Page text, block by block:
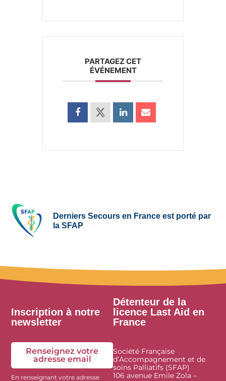
PARTAGEZ CET
ÉVÉNEMENT
Derniers Secours en France est porté par
la SFAP
Inscription à notre
newsletter
Renseignez votre
adresse email
En renseignant votre adresse
Détenteur de la
licence Last Aid en
France
Société Française
d’Accompagnement et de
soins Palliatifs (SFAP)
106 avenue Emile Zola –